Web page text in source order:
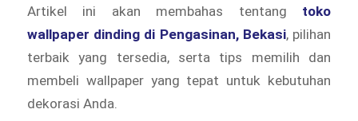
Artikel ini akan membahas tentang toko
wallpaper dinding di Pengasinan, Bekasi, pilihan
terbaik yang tersedia, serta tips memilih dan
membeli wallpaper yang tepat untuk kebutuhan
dekorasi Anda.